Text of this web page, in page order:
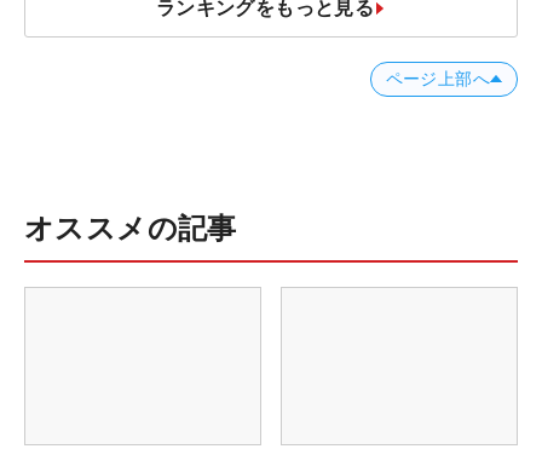
ランキングをもっと見る
ページ上部へ
オススメの記事